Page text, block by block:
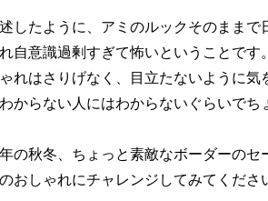
したように、アミのルックそのままで
自意識過剰すぎて怖いということで
れはさりげなく、目立たないように
からない人にはわからないぐらいでち
の秋冬、ちょっと素敵なボーダーのセ
おしゃれにチャレンジしてみてくださ